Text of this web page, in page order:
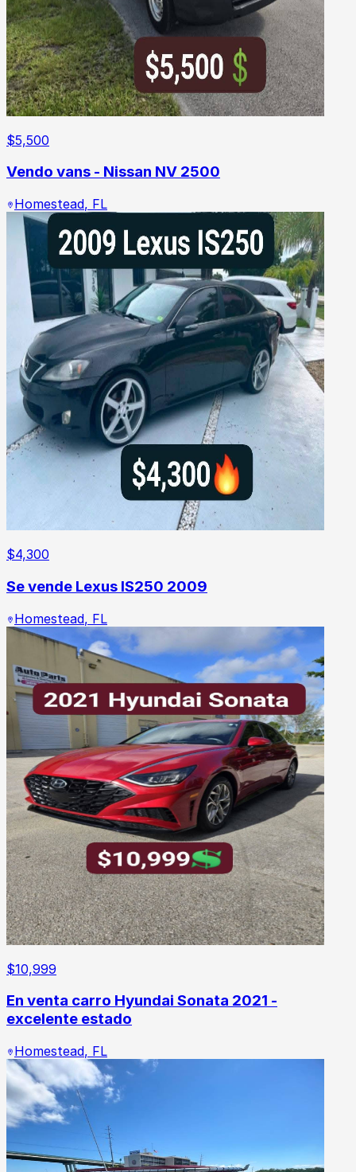
$5,500
Vendo vans - Nissan NV 2500
Homestead, FL
$4,300
Se vende Lexus IS250 2009
Homestead, FL
$10,999
En venta carro Hyundai Sonata 2021 -
excelente estado
Homestead, FL